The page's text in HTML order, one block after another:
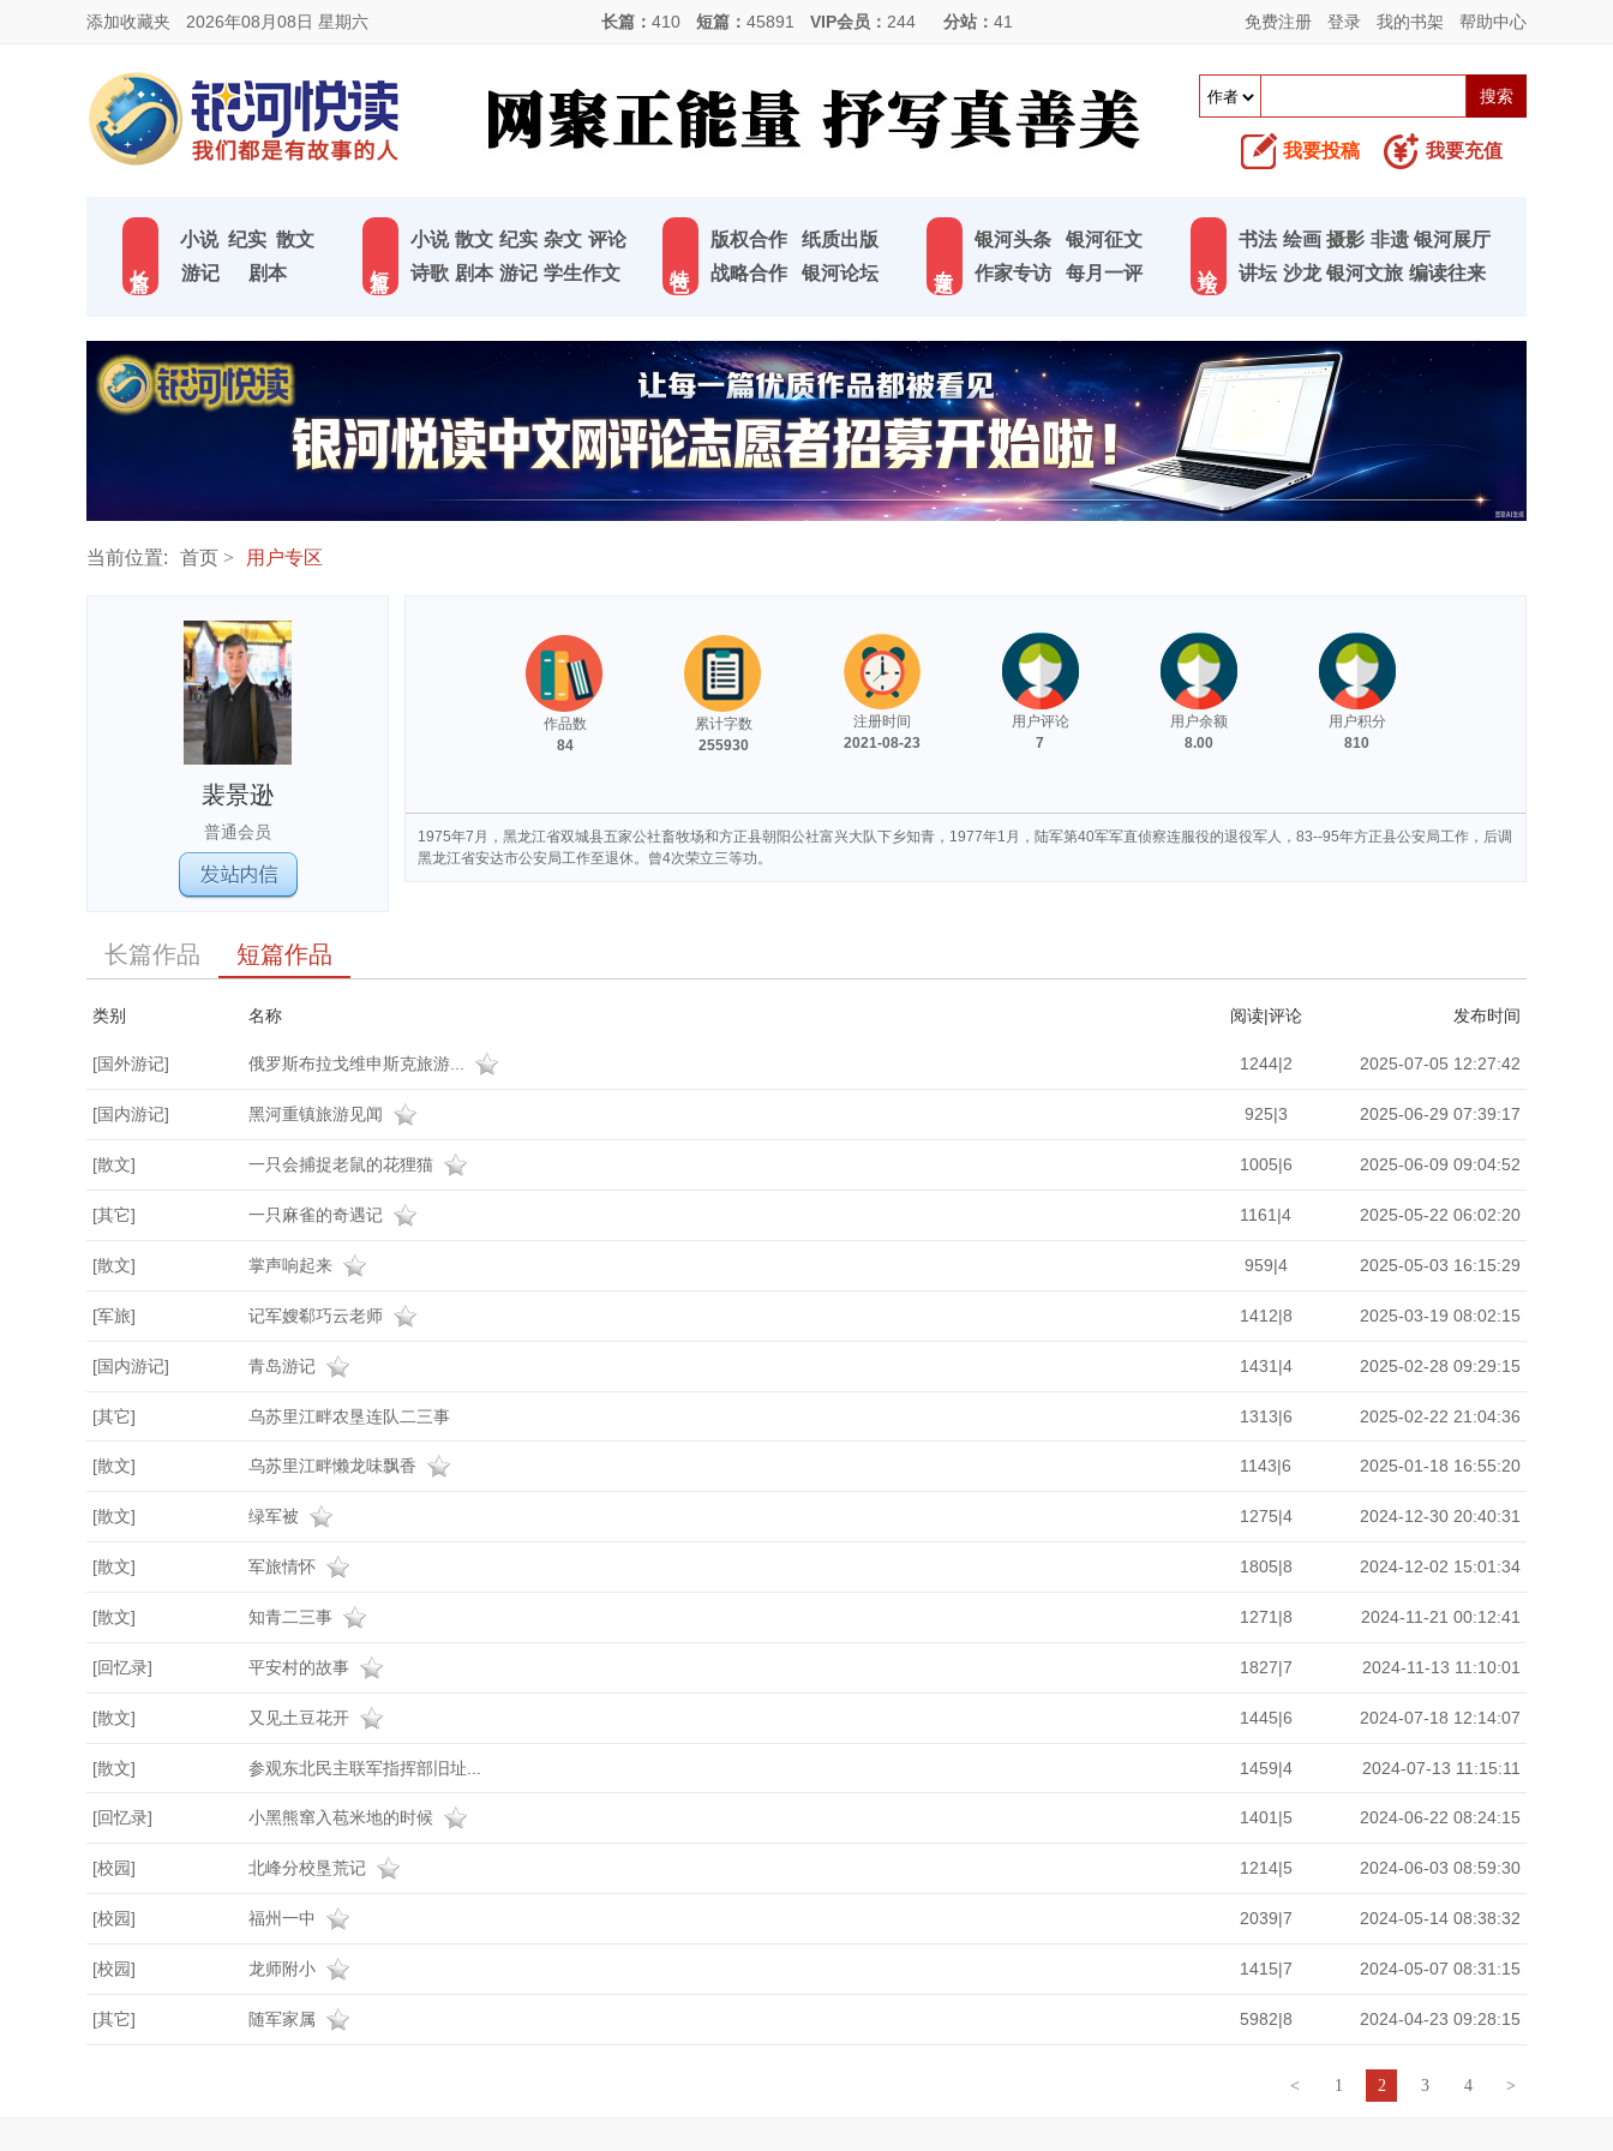
添加收藏夹 2026年08月08日 星期六 长篇： 410 短篇： 45891 VIP会员： 244 分站： 41 免费注册 登录 我的书架 帮助中心
我要投稿 我要充值
小说 纪实 散文
游记
剧本
小说 散文 纪实 杂文 评论
诗歌 剧本 游记 学生作文
版权合作
纸质出版
战略合作
银河论坛
银河头条
银河征文
作家专访
每月一评
书法 绘画 摄影 非遗 银河展厅
讲坛 沙龙 银河文旅 编读往来
当前位置: 首页 用户专区
裴景逊
普通会员
作品数
84
累计字数
255930
注册时间
2021-08-23
用户评论
7
用户余额
8.00
用户积分
810
1975年7月，黑龙江省双城县五家公社畜牧场和方正县朝阳公社富兴大队下乡知青，1977年1月，陆军第40军军直侦察连服役的退役军人，83--95年方正县公安局工作，后调
黑龙江省安达市公安局工作至退休。曾4次荣立三等功。
长篇作品 短篇作品
类别 名称 阅读|评论 发布时间
[国外游记] 俄罗斯布拉戈维申斯克旅游... 1244|2 2025-07-05 12:27:42
[国内游记] 黑河重镇旅游见闻 925|3 2025-06-29 07:39:17
[散文] 一只会捕捉老鼠的花狸猫 1005|6 2025-06-09 09:04:52
[其它] 一只麻雀的奇遇记 1161|4 2025-05-22 06:02:20
[散文] 掌声响起来 959|4 2025-05-03 16:15:29
[军旅] 记军嫂郗巧云老师 1412|8 2025-03-19 08:02:15
[国内游记] 青岛游记 1431|4 2025-02-28 09:29:15
[其它] 乌苏里江畔农垦连队二三事 1313|6 2025-02-22 21:04:36
[散文] 乌苏里江畔懒龙味飘香 1143|6 2025-01-18 16:55:20
[散文] 绿军被 1275|4 2024-12-30 20:40:31
[散文] 军旅情怀 1805|8 2024-12-02 15:01:34
[散文] 知青二三事 1271|8 2024-11-21 00:12:41
[回忆录] 平安村的故事 1827|7 2024-11-13 11:10:01
[散文] 又见土豆花开 1445|6 2024-07-18 12:14:07
[散文] 参观东北民主联军指挥部旧址... 1459|4 2024-07-13 11:15:11
[回忆录] 小黑熊窜入苞米地的时候 1401|5 2024-06-22 08:24:15
[校园] 北峰分校垦荒记 1214|5 2024-06-03 08:59:30
[校园] 福州一中 2039|7 2024-05-14 08:38:32
[校园] 龙师附小 1415|7 2024-05-07 08:31:15
[其它] 随军家属 5982|8 2024-04-23 09:28:15
< 1 2 3 4 >